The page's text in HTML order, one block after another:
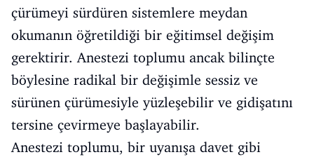
çürümeyi sürdüren sistemlere meydan
okumanın öğretildiği bir eğitimsel değişim
gerektirir. Anestezi toplumu ancak bilinçte
böylesine radikal bir değişimle sessiz ve
sürünen çürümesiyle yüzleşebilir ve gidişatını
tersine çevirmeye başlayabilir.
Anestezi toplumu, bir uyanışa davet gibi